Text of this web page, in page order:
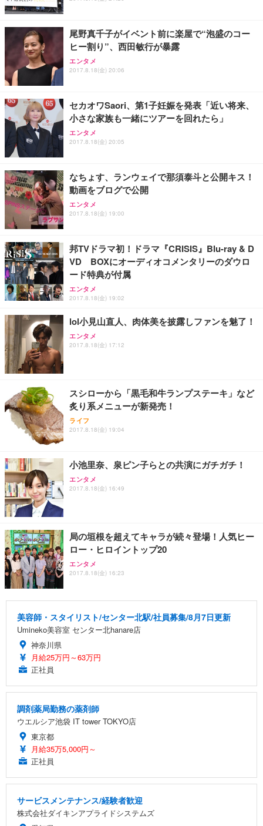
尾野真千子がイベント前に楽屋で“泡盛のコー
ヒー割り”、西田敏行が暴露
エンタメ
2017.8.18(金) 20:06
セカオワSaori、第1子妊娠を発表「近い将来、
小さな家族も一緒にツアーを回れたら」
エンタメ
2017.8.18(金) 20:05
なちょす、ランウェイで那須泰斗と公開キス！
動画をブログで公開
エンタメ
2017.8.18(金) 19:00
邦TVドラマ初！ドラマ『CRISIS』Blu-ray & D
VD BOXにオーディオコメンタリーのダウロ
ード特典が付属
エンタメ
2017.8.18(金) 19:02
lol小見山直人、肉体美を披露しファンを魅了！
エンタメ
2017.8.18(金) 17:12
スシローから「黒毛和牛ランプステーキ」など
炙り系メニューが新発売！
ライフ
2017.8.18(金) 19:04
小池里奈、泉ピン子らとの共演にガチガチ！
エンタメ
2017.8.18(金) 16:49
局の垣根を超えてキャラが続々登場！人気ヒー
ロー・ヒロイントップ20
エンタメ
2017.8.18(金) 16:23
美容師・スタイリスト/センター北駅/社員募集/8月7日更新
Umineko美容室 センター北hanare店
神奈川県
月給25万円～63万円
正社員
調剤薬局勤務の薬剤師
ウエルシア池袋 IT tower TOKYO店
東京都
月給35万5,000円～
正社員
サービスメンテナンス/経験者歓迎
株式会社ダイキンアプライドシステムズ